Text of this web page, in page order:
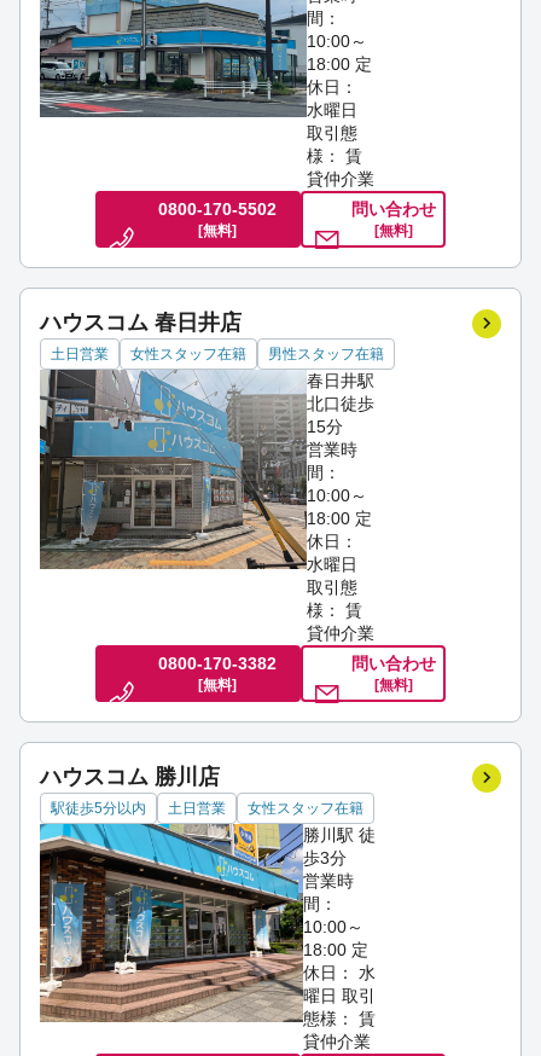
間：
10:00～
18:00 定
休日：
水曜日
取引態
様： 賃
貸仲介業
0800-170-5502
[無料]
問い合わせ
[無料]
ハウスコム 春日井店
土日営業 女性スタッフ在籍 男性スタッフ在籍
春日井駅
北口徒歩
15分
営業時
間：
10:00～
18:00 定
休日：
水曜日
取引態
様： 賃
貸仲介業
0800-170-3382
[無料]
問い合わせ
[無料]
ハウスコム 勝川店
駅徒歩5分以内 土日営業 女性スタッフ在籍
勝川駅 徒
歩3分
営業時
間：
10:00～
18:00 定
休日： 水
曜日 取引
態様： 賃
貸仲介業